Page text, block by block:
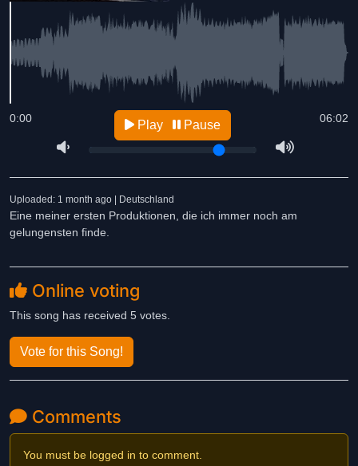
06:02
0:00 Play Pause
Uploaded: 1 month ago | Deutschland
Eine meiner ersten Produktionen, die ich immer noch am
gelungensten finde.
Online voting
This song has received 5 votes.
Vote for this Song!
Comments
You must be logged in to comment.